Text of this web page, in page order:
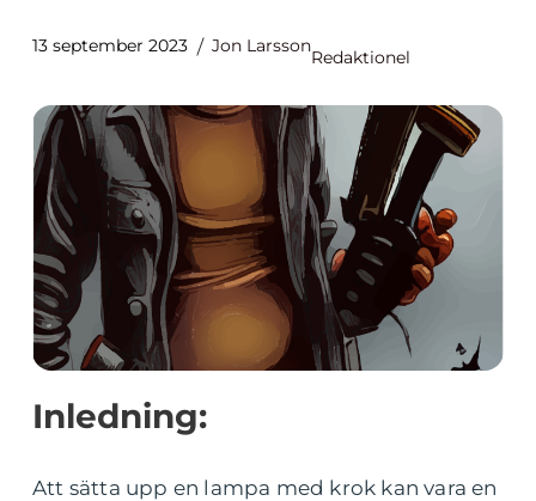
13 september 2023 Jon Larsson
Redaktionel
Inledning:
Att sätta upp en lampa med krok kan vara en